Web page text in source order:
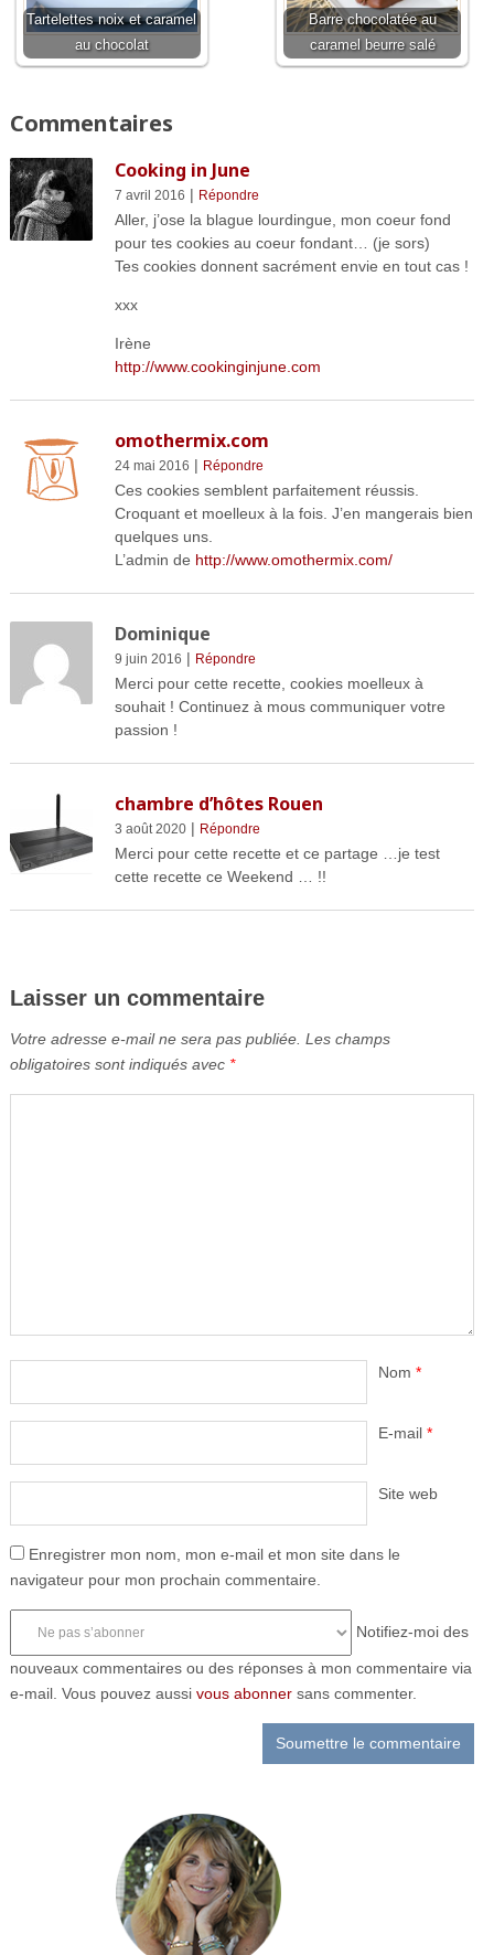
Tartelettes noix et caramel
au chocolat
Barre chocolatée au
caramel beurre salé
Commentaires
Cooking in June
7 avril 2016 | Répondre
Aller, j’ose la blague lourdingue, mon coeur fond
pour tes cookies au coeur fondant… (je sors)
Tes cookies donnent sacrément envie en tout cas !
xxx
Irène
http://www.cookinginjune.com
omothermix.com
24 mai 2016 | Répondre
Ces cookies semblent parfaitement réussis.
Croquant et moelleux à la fois. J’en mangerais bien
quelques uns.
L’admin de http://www.omothermix.com/
Dominique
9 juin 2016 | Répondre
Merci pour cette recette, cookies moelleux à
souhait ! Continuez à mous communiquer votre
passion !
chambre d’hôtes Rouen
3 août 2020| Répondre
Merci pour cette recette et ce partage …je test
cette recette ce Weekend … !!
Laisser un commentaire
Votre adresse e-mail ne sera pas publiée. Les champs
obligatoires sont indiqués avec *
Nom *
E-mail *
Site web
Enregistrer mon nom, mon e-mail et mon site dans le
navigateur pour mon prochain commentaire.
Notifiez-moi des
nouveaux commentaires ou des réponses à mon commentaire via
e-mail. Vous pouvez aussi vous abonnersans commenter.